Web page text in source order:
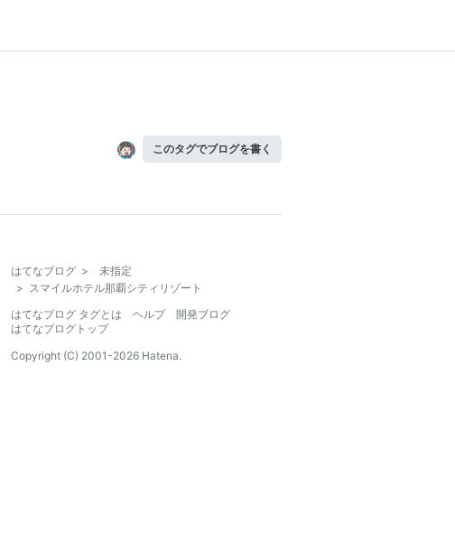
このタグでブログを書く
はてなブログ >
未指定
> スマイルホテル那覇シティリゾート
はてなブログ タグとは
ヘルプ
開発ブログ
はてなブログトップ
Copyright (C) 2001-2026 Hatena.